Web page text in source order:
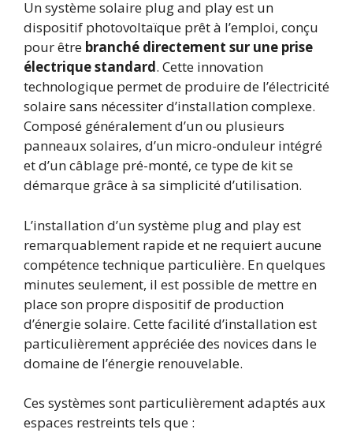
Un système solaire plug and play est un
dispositif photovoltaïque prêt à l’emploi, conçu
pour être branché directement sur une prise
électrique standard. Cette innovation
technologique permet de produire de l’électricité
solaire sans nécessiter d’installation complexe.
Composé généralement d’un ou plusieurs
panneaux solaires, d’un micro-onduleur intégré
et d’un câblage pré-monté, ce type de kit se
démarque grâce à sa simplicité d’utilisation.
L’installation d’un système plug and play est
remarquablement rapide et ne requiert aucune
compétence technique particulière. En quelques
minutes seulement, il est possible de mettre en
place son propre dispositif de production
d’énergie solaire. Cette facilité d’installation est
particulièrement appréciée des novices dans le
domaine de l’énergie renouvelable.
Ces systèmes sont particulièrement adaptés aux
espaces restreints tels que :